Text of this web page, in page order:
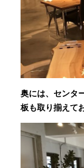
奥には、センタ
板も取り揃えて